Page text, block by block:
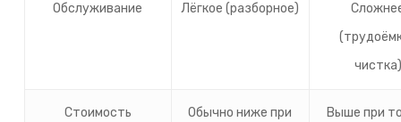
Обслуживание Лёгкое (разборное)
чистка)
Стоимость
Обычно ниже при
Выше при